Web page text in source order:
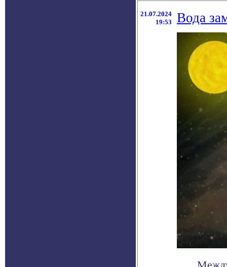
21.07.2024
19:53
Вода